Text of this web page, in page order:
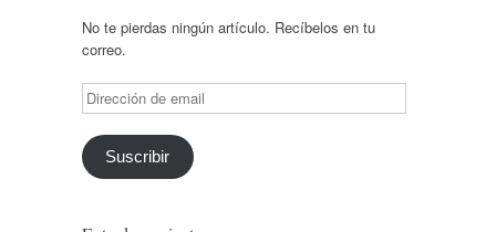
No te pierdas ningún artículo. Recíbelos en tu
correo.
Dirección
de
email
Suscribir